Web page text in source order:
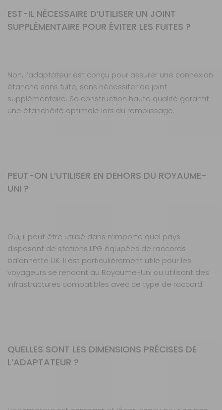
EST-IL NÉCESSAIRE D’UTILISER UN JOINT
SUPPLÉMENTAIRE POUR ÉVITER LES FUITES ?
Non, l’adaptateur est conçu pour assurer une connexion
étanche sans fuite, sans nécessiter de joint
supplémentaire. Sa construction haute qualité garantit
une étanchéité optimale lors du remplissage.
PEUT-ON L’UTILISER EN DEHORS DU ROYAUME-
UNI ?
Oui, il peut être utilisé dans n’importe quel pays
disposant de stations LPG équipées de raccords
baïonnette UK. Il est particulièrement utile pour les
voyageurs se rendant au Royaume-Uni ou utilisant des
infrastructures compatibles avec ce type de raccord.
QUELLES SONT LES DIMENSIONS PRÉCISES DE
L’ADAPTATEUR ?